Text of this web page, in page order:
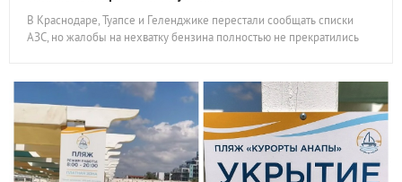
В Краснодаре, Туапсе и Геленджике перестали сообщать списки
АЗС, но жалобы на нехватку бензина полностью не прекратились